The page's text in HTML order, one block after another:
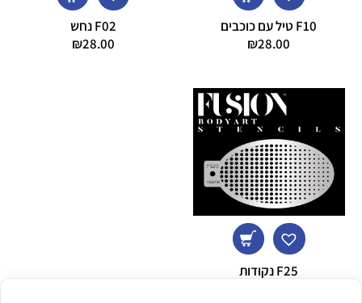
F10 טיל עם כוכבים
₪28.00
F02 נחש
₪28.00
F25 נקודות